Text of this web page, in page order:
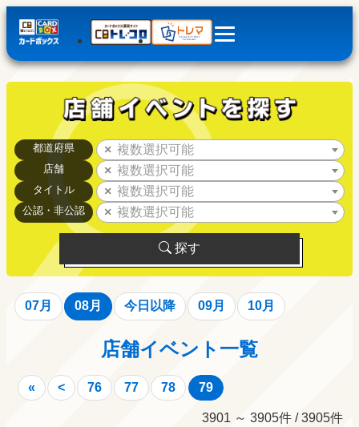
都道府県 複数選択可能
店舗 複数選択可能
タイトル 複数選択可能
公認・非公認 複数選択可能
探す
07月 08月 今日以降 09月 10月
店舗イベント一覧
« < 76 77 78 79
3901 ～ 3905件 / 3905件